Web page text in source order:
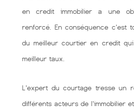
en credit immobilier a une
renforcé. En conséquence c'est
du meilleur courtier en credit
meilleur taux.
L'expert du courtage tresse un
différents acteurs de l'immobilier